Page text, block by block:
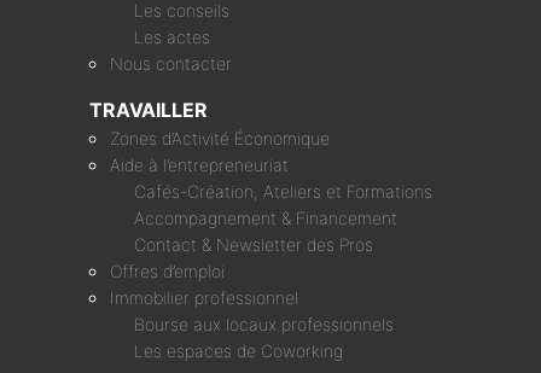
Les conseils
Les actes
Nous contacter
TRAVAILLER
Zones d’Activité Économique
Aide à l’entrepreneuriat
Cafés-Création, Ateliers et Formations
Accompagnement & Financement
Contact & Newsletter des Pros
Offres d’emploi
Immobilier professionnel
Bourse aux locaux professionnels
Les espaces de Coworking